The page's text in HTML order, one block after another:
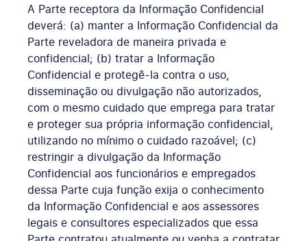
A Parte receptora da Informação Confidencial
deverá: (a) manter a Informação Confidencial da
Parte reveladora de maneira privada e
confidencial; (b) tratar a Informação
Confidencial e protegê-la contra o uso,
disseminação ou divulgação não autorizados,
com o mesmo cuidado que emprega para tratar
e proteger sua própria informação confidencial,
utilizando no mínimo o cuidado razoável; (c)
restringir a divulgação da Informação
Confidencial aos funcionários e empregados
dessa Parte cuja função exija o conhecimento
da Informação Confidencial e aos assessores
legais e consultores especializados que essa